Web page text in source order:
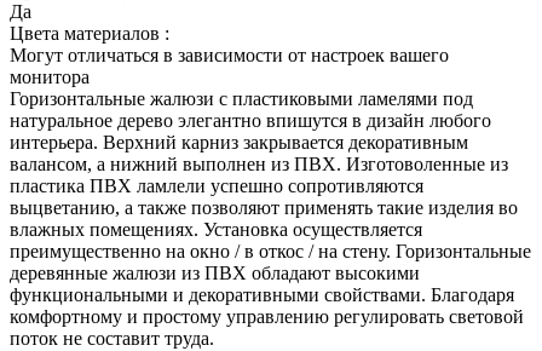
Да
Цвета материалов :
Могут отличаться в зависимости от настроек вашего
монитора
Горизонтальные жалюзи с пластиковыми ламелями под
натуральное дерево элегантно впишутся в дизайн любого
интерьера. Верхний карниз закрывается декоративным
валансом, а нижний выполнен из ПВХ. Изготоволенные из
пластика ПВХ ламлели успешно сопротивляются
выцветанию, а также позволяют применять такие изделия во
влажных помещениях. Установка осуществляется
преимущественно на окно / в откос / на стену. Горизонтальные
деревянные жалюзи из ПВХ обладают высокими
функциональными и декоративными свойствами. Благодаря
комфортному и простому управлению регулировать световой
поток не составит труда.